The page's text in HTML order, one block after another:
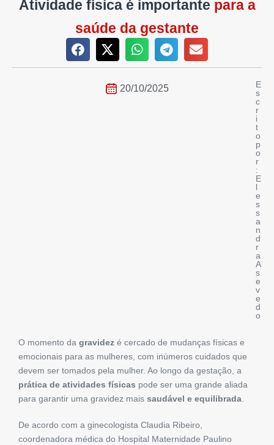
Atividade física é importante para a
saúde da gestante
20/10/2025
E
s
c
r
i
t
o
p
o
r
:
E
l
e
s
s
a
n
d
r
a
A
s
e
v
e
d
o
O momento da gravidez é cercado de mudanças físicas e
emocionais para as mulheres, com inúmeros cuidados que
devem ser tomados pela mulher. Ao longo da gestação, a
prática de atividades físicas pode ser uma grande aliada
para garantir uma gravidez mais saudável e equilibrada.
De acordo com a ginecologista Claudia Ribeiro,
coordenadora médica do Hospital Maternidade Paulino